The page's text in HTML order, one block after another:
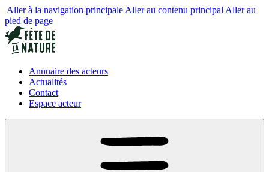
Aller à la navigation principale Aller au contenu principal Aller au
pied de page
Annuaire des acteurs
Actualités
Contact
Espace acteur